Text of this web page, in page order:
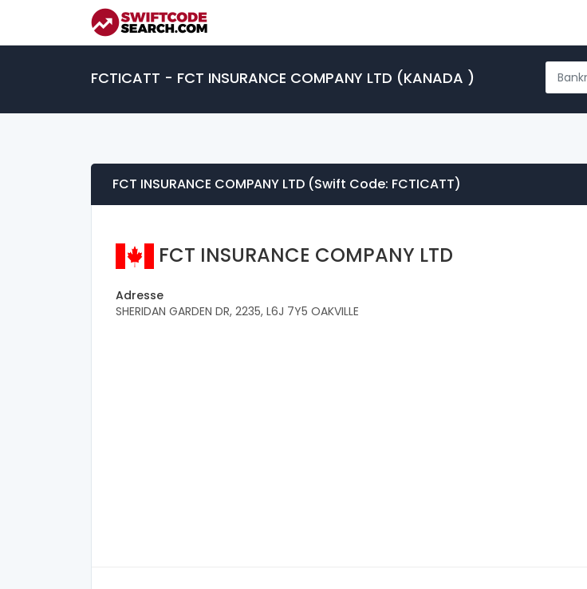
FCTICATT - FCT INSURANCE COMPANY LTD (KANADA )
FCT INSURANCE COMPANY LTD (Swift Code: FCTICATT)
FCT INSURANCE COMPANY LTD
Adresse
SHERIDAN GARDEN DR, 2235, L6J 7Y5 OAKVILLE